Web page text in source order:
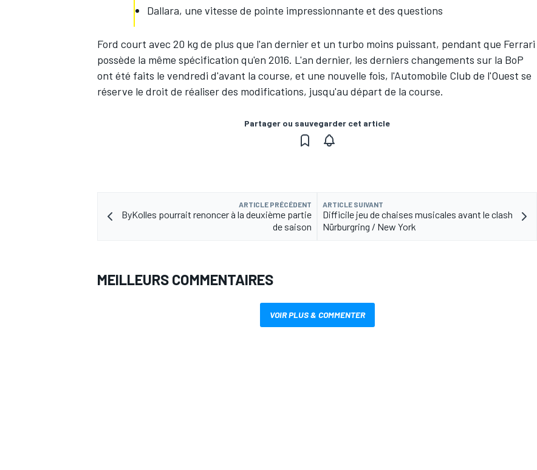
Dallara, une vitesse de pointe impressionnante et des questions
Ford court avec 20 kg de plus que l'an dernier et un turbo moins puissant, pendant que Ferrari
possède la même spécification qu'en 2016. L'an dernier, les derniers changements sur la BoP
ont été faits le vendredi d'avant la course, et une nouvelle fois, l'Automobile Club de l'Ouest se
réserve le droit de réaliser des modifications, jusqu'au départ de la course.
Partager ou sauvegarder cet article
ARTICLE PRÉCÉDENT
ByKolles pourrait renoncer à la deuxième partie
de saison
ARTICLE SUIVANT
Difficile jeu de chaises musicales avant le clash
Nürburgring / New York
MEILLEURS COMMENTAIRES
VOIR PLUS & COMMENTER